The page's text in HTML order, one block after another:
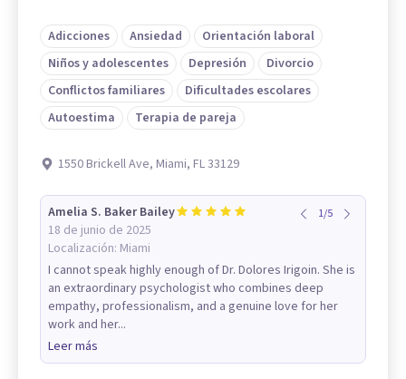
Adicciones Ansiedad
Orientación laboral
Niños y adolescentes
Depresión
Divorcio
Conflictos familiares
Dificultades escolares
Autoestima
Terapia de pareja
1550 Brickell Ave, Miami, FL 33129
Amelia S. Baker Bailey
18 de junio de 2025
Localización: Miami
1/5
I cannot speak highly enough of Dr. Dolores Irigoin. She is
an extraordinary psychologist who combines deep
empathy, professionalism, and a genuine love for her
work and her...
Leer más